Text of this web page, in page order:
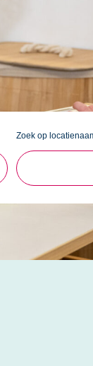
hierbij.
Onze BSO's in
Zoek op